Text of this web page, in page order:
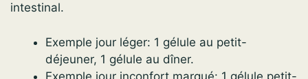
intestinal.
Exemple jour léger: 1 gélule au petit-
déjeuner, 1 gélule au dîner.
Exemple jour inconfort marqué: 1 gélule petit-